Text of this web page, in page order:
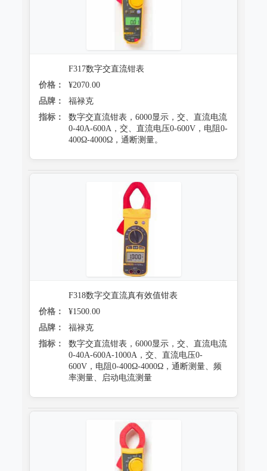
F317数字交直流钳表
价格：
¥2070.00
品牌：
福禄克
指标：
数字交直流钳表，6000显示，交、直流电流
0-40A-600A，交、直流电压0-600V，电阻0-
400Ω-4000Ω，通断测量。
F318数字交直流真有效值钳表
价格：
¥1500.00
品牌：
福禄克
指标：
数字交直流钳表，6000显示，交、直流电流
0-40A-600A-1000A，交、直流电压0-
600V，电阻0-400Ω-4000Ω，通断测量、频
率测量、启动电流测量